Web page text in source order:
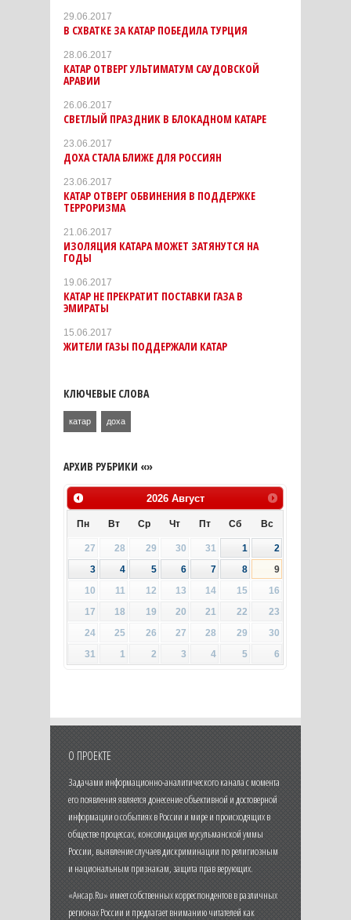
29.06.2017
В СХВАТКЕ ЗА КАТАР ПОБЕДИЛА ТУРЦИЯ
28.06.2017
КАТАР ОТВЕРГ УЛЬТИМАТУМ САУДОВСКОЙ
АРАВИИ
26.06.2017
СВЕТЛЫЙ ПРАЗДНИК В БЛОКАДНОМ КАТАРЕ
23.06.2017
ДОХА СТАЛА БЛИЖЕ ДЛЯ РОССИЯН
23.06.2017
КАТАР ОТВЕРГ ОБВИНЕНИЯ В ПОДДЕРЖКЕ
ТЕРРОРИЗМА
21.06.2017
ИЗОЛЯЦИЯ КАТАРА МОЖЕТ ЗАТЯНУТСЯ НА
ГОДЫ
19.06.2017
КАТАР НЕ ПРЕКРАТИТ ПОСТАВКИ ГАЗА В
ЭМИРАТЫ
15.06.2017
ЖИТЕЛИ ГАЗЫ ПОДДЕРЖАЛИ КАТАР
КЛЮЧЕВЫЕ СЛОВА
катар доха
АРХИВ РУБРИКИ «»
2026 Август
Пн Вт Ср Чт Пт Сб Вс
27 28 29 30 31 1
2
3
4 5 6 7 8
9
10
11 12 13 14 15
16
17
18 19 20 21 22
23
24
25 26 27 28 29
30
31
1 2 3 4 5 6
О ПРОЕКТЕ
Задачами информационно-аналитического канала с момента
его появления является донесение объективной и достоверной
информации о событиях в России и мире и происходящих в
обществе процессах, консолидация мусульманской уммы
России, выявление случаев дискриминации по религиозным
и национальным признакам, защита прав верующих.
«Ансар.Ru» имеет собственных корреспондентов в различных
регионах России и предлагает вниманию читателей как